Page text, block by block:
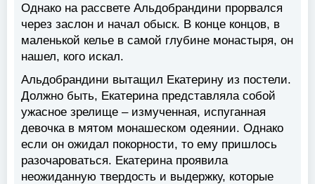
Однако на рассвете Альдобрандини прорвался
через заслон и начал обыск. В конце концов, в
маленькой келье в самой глубине монастыря, он
нашел, кого искал.
Альдобрандини вытащил Екатерину из постели.
Должно быть, Екатерина представляла собой
ужасное зрелище – измученная, испуганная
девочка в мятом монашеском одеянии. Однако
если он ожидал покорности, то ему пришлось
разочароваться. Екатерина проявила
неожиданную твердость и выдержку, которые